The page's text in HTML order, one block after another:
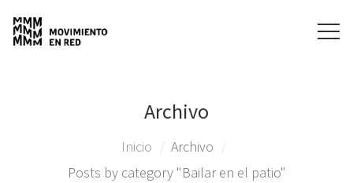
Archivo
Inicio
Archivo
Posts by category "Bailar en el patio"